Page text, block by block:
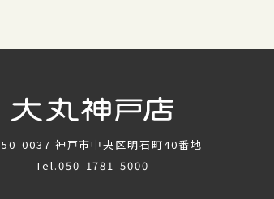
0037 神戸市中央区明石町40番地
Tel.050-1781-5000